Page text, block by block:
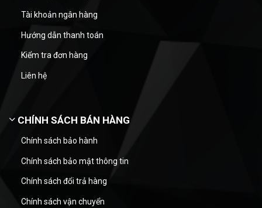
Tài khoản ngân hàng
Hướng dẫn thanh toán
Kiểm tra đơn hàng
Liên hệ
CHÍNH SÁCH BÁN HÀNG
Chính sách bảo hành
Chính sách bảo mật thông tin
Chính sách đổi trả hàng
Chính sách vận chuyển